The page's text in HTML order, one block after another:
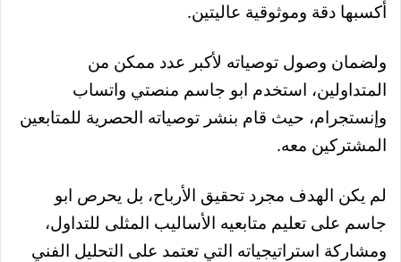
أكسبها دقة وموثوقية عاليتين.
ولضمان وصول توصياته لأكبر عدد ممكن من
المتداولين، استخدم ابو جاسم منصتي واتساب
وإنستجرام، حيث قام بنشر توصياته الحصرية للمتابعين
المشتركين معه.
لم يكن الهدف مجرد تحقيق الأرباح، بل يحرص ابو
جاسم على تعليم متابعيه الأساليب المثلى للتداول،
ومشاركة استراتيجياته التي تعتمد على التحليل الفني